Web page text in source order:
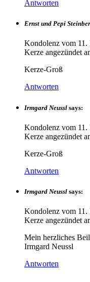
Antworten
Ernst und Pepi
Kondolenz vom 11.
Kerze angezündet
Kerze-Groß
Antworten
Irmgard Neussl says:
Kondolenz vom 11.
Kerze angezündet
Kerze-Groß
Antworten
Irmgard Neussl says:
Kondolenz vom 11.
Kerze angezündet
Mein herzliches
Irmgard Neussl
Antworten